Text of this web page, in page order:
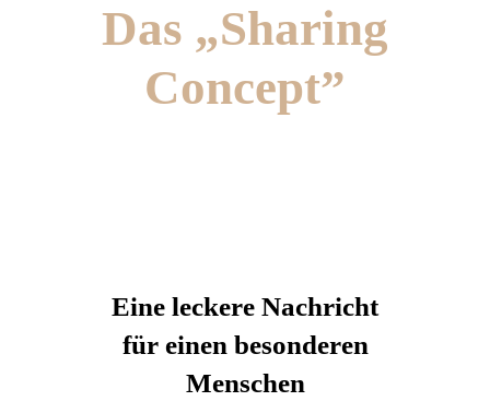
Das „Sharing
Concept”
Eine leckere Nachricht
für einen besonderen
Menschen